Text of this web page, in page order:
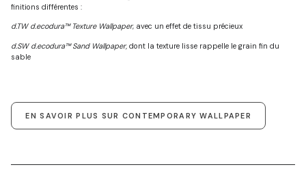
finitions différentes :
d.TW d.ecodura™ Texture Wallpaper, avec un effet de tissu précieux
d.SW d.ecodura™ Sand Wallpaper, dont la texture lisse rappelle le grain fin du
sable
EN SAVOIR PLUS SUR CONTEMPORARY WALLPAPER